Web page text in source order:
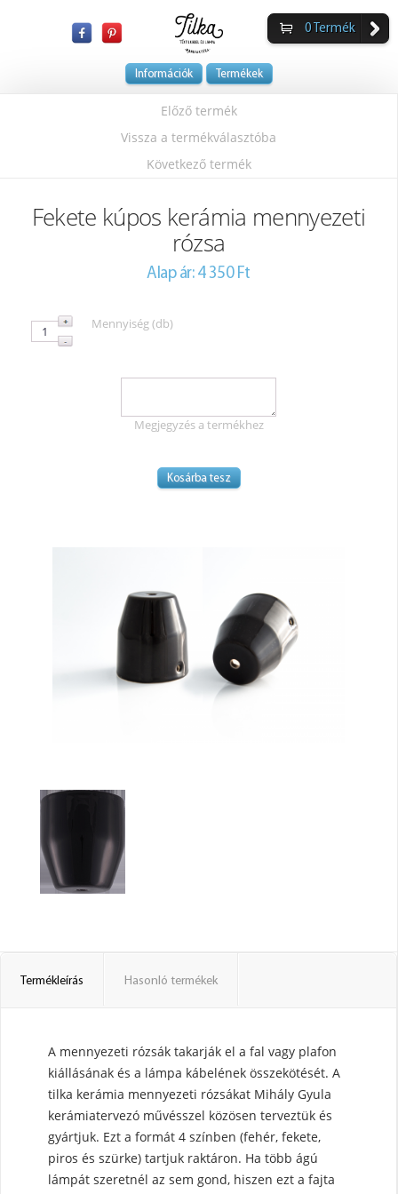
Információk Termékek
0 Termék
Előző termék
Vissza a termékválasztóba
Következő termék
Fekete kúpos kerámia mennyezeti
rózsa
Alap ár: 4 350 Ft
Mennyiség (db)
Megjegyzés a termékhez
Termékleírás Hasonló termékek
A mennyezeti rózsák takarják el a fal vagy plafon
kiállásának és a lámpa kábelének összekötését. A
tilka kerámia mennyezeti rózsákat Mihály Gyula
kerámiatervezó művésszel közösen terveztük és
gyártjuk. Ezt a formát 4 színben (fehér, fekete,
piros és szürke) tartjuk raktáron. Ha több ágú
lámpát szeretnél az sem gond, hiszen ezt a fajta